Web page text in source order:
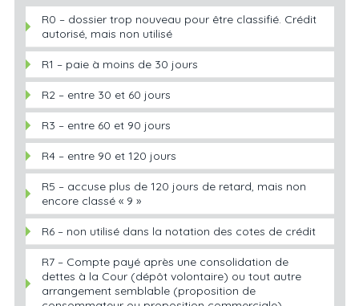
R0 – dossier trop nouveau pour être classifié. Crédit
autorisé, mais non utilisé
R1 – paie à moins de 30 jours
R2 – entre 30 et 60 jours
R3 – entre 60 et 90 jours
R4 – entre 90 et 120 jours
R5 – accuse plus de 120 jours de retard, mais non
encore classé « 9 »
R6 – non utilisé dans la notation des cotes de crédit
R7 – Compte payé après une consolidation de
dettes à la Cour (dépôt volontaire) ou tout autre
arrangement semblable (proposition de